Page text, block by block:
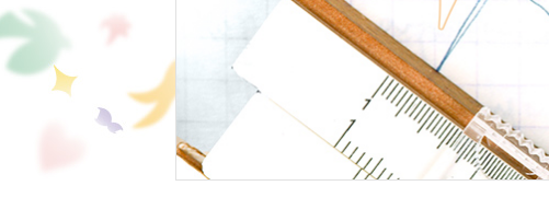
学位授与数